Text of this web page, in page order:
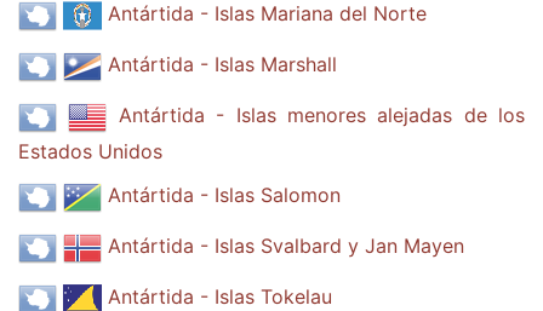
Antártida - Islas Mariana del Norte
Antártida - Islas Marshall
Antártida - Islas menores alejadas de los
Estados Unidos
Antártida - Islas Salomon
Antártida - Islas Svalbard y Jan Mayen
Antártida - Islas Tokelau